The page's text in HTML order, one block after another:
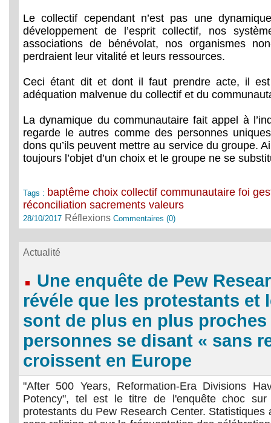
Le collectif cependant n’est pas une
développement de l’esprit collectif, nos
associations de bénévolat, nos organismes
perdraient leur vitalité et leurs ressources.
Ceci étant dit et dont il faut prendre acte, il est
adéquation malvenue du collectif et du
La dynamique du communautaire fait appel à
regarde le autres comme des personnes
dons qu’ils peuvent mettre au service du groupe.
toujours l’objet d’un choix et le groupe ne se
Tags : baptême choix collectif communautaire foi
réconciliation sacrements valeurs
28/10/2017 RéflexionsCommentaires (0)
Actualité
Une enquête de Pew
révéle que les protestants et
sont de plus en plus proches
personnes se disant « sans
croissent en Europe
"After 500 Years, Reformation-Era Divisions
Potency", tel est le titre de l'enquête choc
protestants du Pew Research Center. Statistiques